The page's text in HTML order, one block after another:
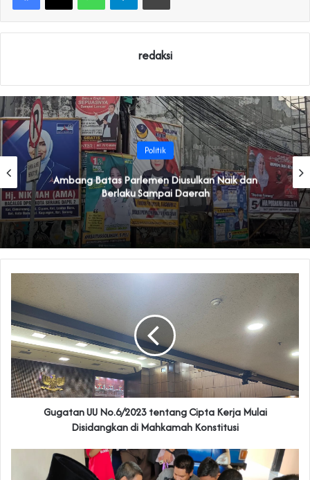
redaksi
Politik
Ambang Batas Parlemen Diusulkan Naik dan
Berlaku Sampai Daerah
Gugatan UU No.6/2023 tentang Cipta Kerja Mulai
Disidangkan di Mahkamah Konstitusi